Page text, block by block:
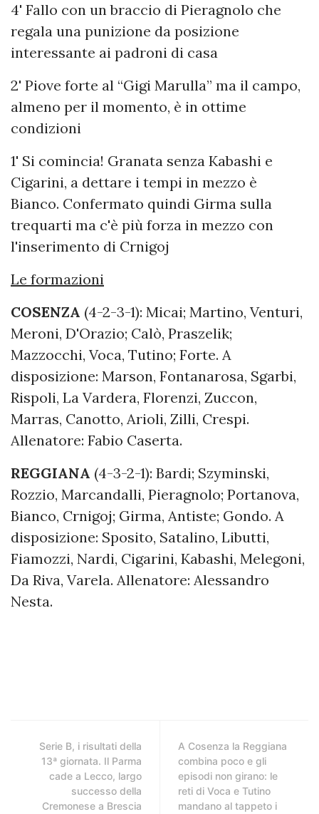
4' Fallo con un braccio di Pieragnolo che
regala una punizione da posizione
interessante ai padroni di casa
2' Piove forte al “Gigi Marulla” ma il campo,
almeno per il momento, è in ottime
condizioni
1' Si comincia! Granata senza Kabashi e
Cigarini, a dettare i tempi in mezzo è
Bianco. Confermato quindi Girma sulla
trequarti ma c'è più forza in mezzo con
l'inserimento di Crnigoj
Le formazioni
COSENZA (4-2-3-1): Micai; Martino, Venturi,
Meroni, D'Orazio; Calò, Praszelik;
Mazzocchi, Voca, Tutino; Forte. A
disposizione: Marson, Fontanarosa, Sgarbi,
Rispoli, La Vardera, Florenzi, Zuccon,
Marras, Canotto, Arioli, Zilli, Crespi.
Allenatore: Fabio Caserta.
REGGIANA (4-3-2-1): Bardi; Szyminski,
Rozzio, Marcandalli, Pieragnolo; Portanova,
Bianco, Crnigoj; Girma, Antiste; Gondo. A
disposizione: Sposito, Satalino, Libutti,
Fiamozzi, Nardi, Cigarini, Kabashi, Melegoni,
Da Riva, Varela. Allenatore: Alessandro
Nesta.
Serie B, i risultati della
13ª giornata. Il Parma
cade a Lecco, largo
successo della
Cremonese a Brescia
A Cosenza la Reggiana
combina poco e gli
episodi non girano: le
reti di Voca e Tutino
mandano al tappeto i